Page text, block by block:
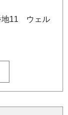
地11 ウェル